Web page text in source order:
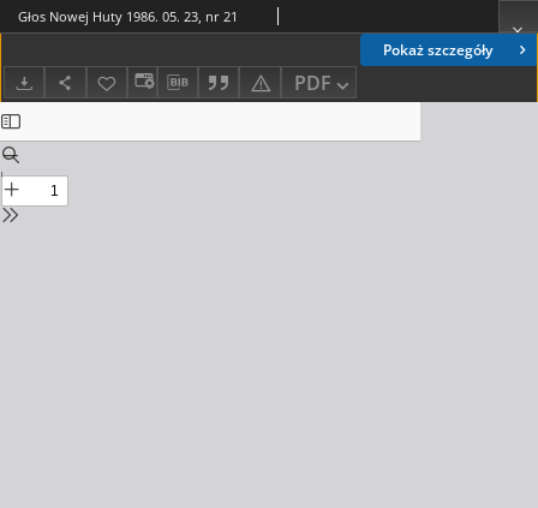
Pokaż szczegóły
PDF
Głos Nowej Huty 1986. 05. 23, nr 21